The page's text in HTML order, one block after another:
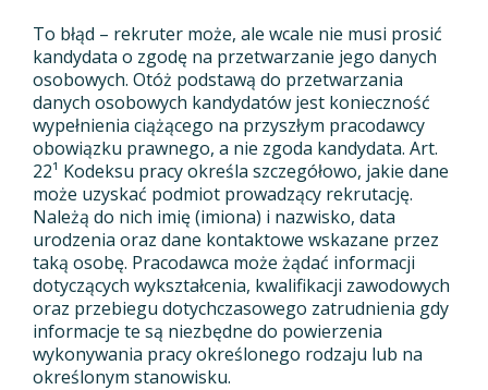
To błąd – rekruter może, ale wcale nie musi prosić
kandydata o zgodę na przetwarzanie jego danych
osobowych. Otóż podstawą do przetwarzania
danych osobowych kandydatów jest konieczność
wypełnienia ciążącego na przyszłym pracodawcy
obowiązku prawnego, a nie zgoda kandydata. Art.
22¹ Kodeksu pracy określa szczegółowo, jakie dane
może uzyskać podmiot prowadzący rekrutację.
Należą do nich imię (imiona) i nazwisko, data
urodzenia oraz dane kontaktowe wskazane przez
taką osobę. Pracodawca może żądać informacji
dotyczących wykształcenia, kwalifikacji zawodowych
oraz przebiegu dotychczasowego zatrudnienia gdy
informacje te są niezbędne do powierzenia
wykonywania pracy określonego rodzaju lub na
określonym stanowisku.